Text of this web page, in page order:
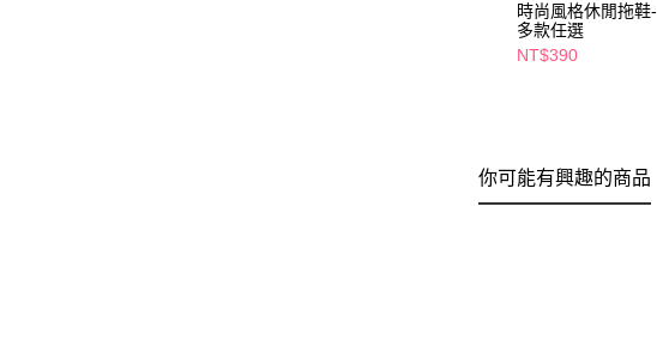
時尚風格休閒拖鞋-
多款任選
NT$390
你可能有興趣的商品